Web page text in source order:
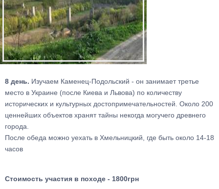
8 день. Изучаем Каменец-Подольский - он занимает третье
место в Украине (после Киева и Львова) по количеству
исторических и культурных достопримечательностей. Около 200
ценнейших объектов хранят тайны некогда могучего древнего
города.
После обеда можно уехать в Хмельницкий, где быть около 14-18
часов
Стоимость участия в походе - 1800грн